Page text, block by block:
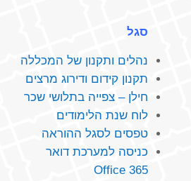
סגל
נהלים‭ ‬ותקנון‭ ‬של‭ ‬המכללה
תקנון‭ ‬קידום‭ ‬ודירוג‭ ‬מרצים
חילן‭ ‬‮–‬‭ ‬צפייה‭ ‬בתלושי‭ ‬שכר
לוח‭ ‬שנת‭ ‬הלימודים‭ ‬
טפסים‭ ‬לסגל‭ ‬ההוראה
Office 365